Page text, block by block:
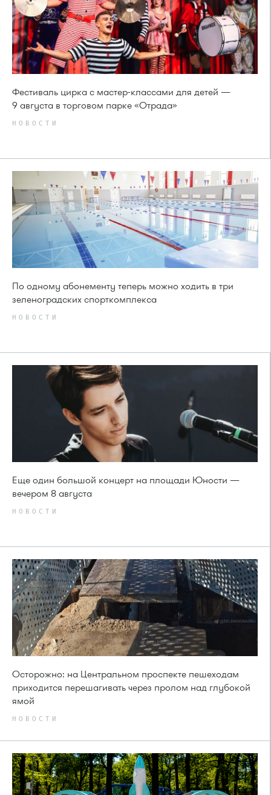
Фестиваль цирка с мастер-классами для детей —
9 августа в торговом парке «Отрада»
НОВОСТИ
По одному абонементу теперь можно ходить в три
зеленоградских спорткомплекса
НОВОСТИ
Еще один большой концерт на площади Юности —
вечером 8 августа
НОВОСТИ
Осторожно: на Центральном проспекте пешеходам
приходится перешагивать через пролом над глубокой
ямой
НОВОСТИ